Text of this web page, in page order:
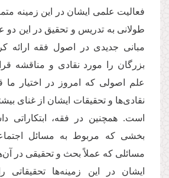
فعالیت علمی ایشان در این زمینه
طولانی به تدریس و تحقیق در این دو
مبانی جدیدی در اصول فقه ارائه
بزرگان را مورد نقادی و مناقشه
علم اصولی که امروز در اختیار ما
نقادی‌ها و تحقیقات ایشان از غنای
است. همچنین در فقه، ابتکاراتی
بخشی که مربوط به مسائل
مسائلی که عملاً بحث و تحقیقی در
ایشان در این زمینه‌ها